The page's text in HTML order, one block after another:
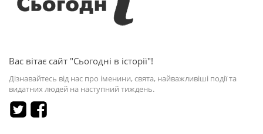
Вас вітає сайт "Сьогодні в історії"!
Дізнавайтесь від нас про іменини, свята, найважливіші події та
видатних людей на наступний тиждень.